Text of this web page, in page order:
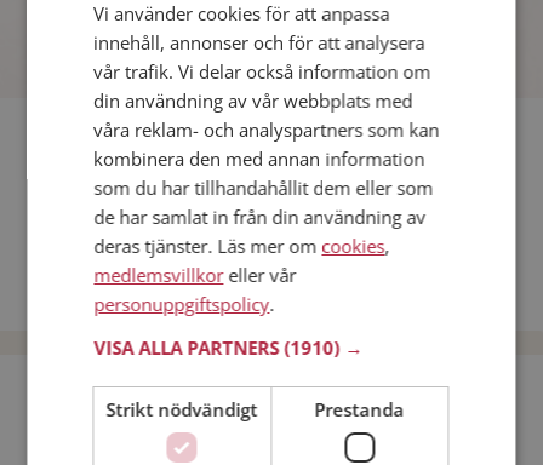
Fler singlar
Fler singelmän från Gävle:Rikard1 ,Starken,Pär
Kvinnor från Gävle
Dejta kvinnor i Sverige
Dejta män i Sverige
Bli medlem utan kostnad!
Vi använder cookies för att anpassa
innehåll, annonser och för att analysera
vår trafik. Vi delar också information om
din användning av vår webbplats med
våra reklam- och analyspartners som kan
kombinera den med annan information
som du har tillhandahållit dem eller som
de har samlat in från din användning av
deras tjänster. Läs mer om cookies,
medlemsvillkoreller vår
personuppgiftspolicy.
VISA ALLA PARTNERS(1910) →
Strikt nödvändigt Prestanda